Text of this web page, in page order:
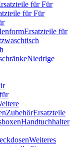
für Für
für Für
Ersatzteile für
Niedrige
ZubehörErsatzteile
Handtuchhalter
Weiteres